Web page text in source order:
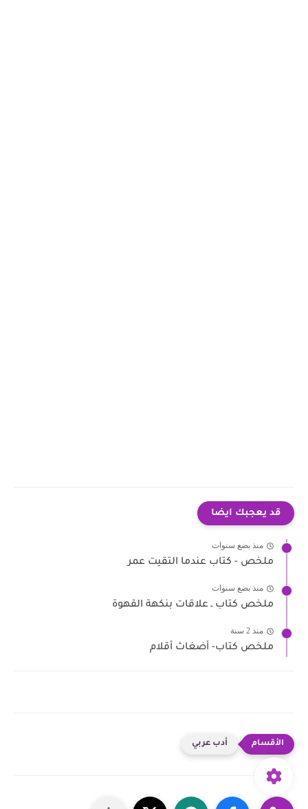
قد يعجبك ايضا
منذ بضع سنوات
ملخص - كتاب عندما التقيت عمر
منذ بضع سنوات
ملخص كتاب ـ علاقات بنكهة القهوة
منذ 2 سنة
ملخص كتاب- أضغاث أقلام
أدب عربي